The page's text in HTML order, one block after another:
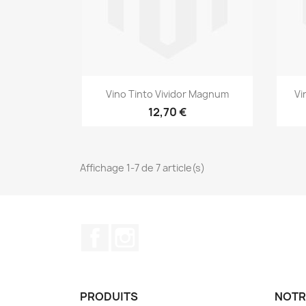
Aperçu rapide
Vino Tinto Vividor Magnum
12,70 €
Affichage 1-7 de 7 article(s)
PRODUITS